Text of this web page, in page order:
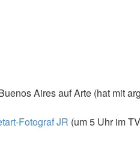
Aires auf Arte (hat mit
Fotograf JR (um 5 Uhr im